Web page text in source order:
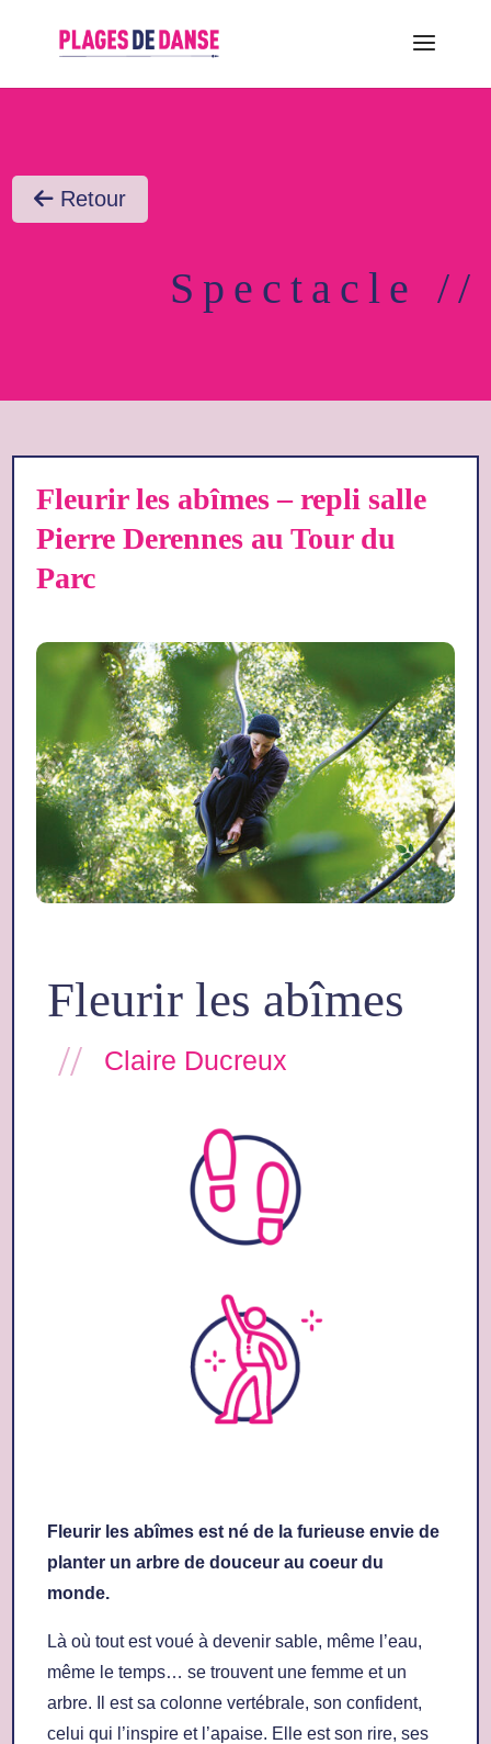
Retour
Spectacle //
Fleurir les abîmes – repli salle
Pierre Derennes au Tour du
Parc
Fleurir les abîmes
// Claire Ducreux
Fleurir les abîmes est né de la furieuse envie de
planter un arbre de douceur au coeur du
monde.
Là où tout est voué à devenir sable, même l’eau,
même le temps… se trouvent une femme et un
arbre. Il est sa colonne vertébrale, son confident,
celui qui l’inspire et l’apaise. Elle est son rire, ses